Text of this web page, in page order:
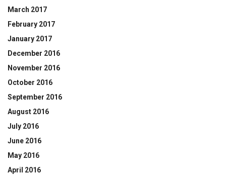
March 2017
February 2017
January 2017
December 2016
November 2016
October 2016
September 2016
August 2016
July 2016
June 2016
May 2016
April 2016